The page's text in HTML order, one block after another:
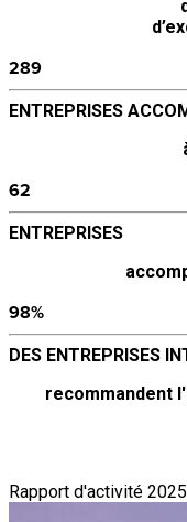
289
ENTREPRISES
62
ENTREPRISES
98%
DES ENTREPRISES
recommandent
Rapport d'activité 2025